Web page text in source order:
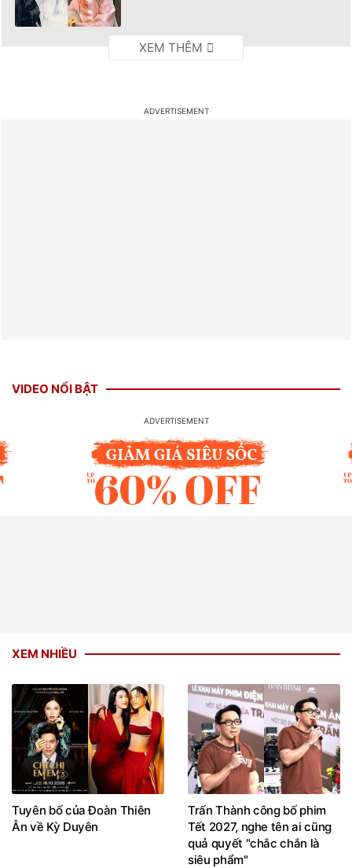
VIDEO NỔI BẬT
XEM NHIỀU
Tuyên bố của Đoàn Thiên
Ân về Kỳ Duyên
Trấn Thành công bố phim
Tết 2027, nghe tên ai cũng
quả quyết "chắc chắn là
siêu phẩm"